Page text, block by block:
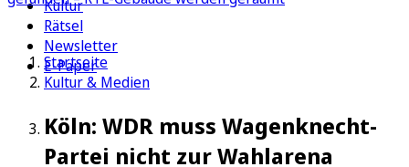
Kultur
Rätsel
Newsletter
E-Paper
Startseite
Kultur & Medien
Köln: WDR muss Wagenknecht-
Partei nicht zur Wahlarena